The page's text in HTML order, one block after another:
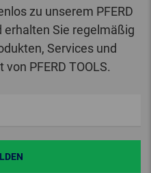
zu unserem PFERD
erhalten Sie regelmäßig
Services und
PFERD TOOLS.